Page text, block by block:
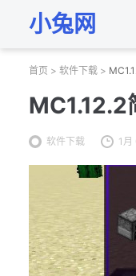
小兔网
首页 > 软件下载 >
MC1.12.2
软件下载 1